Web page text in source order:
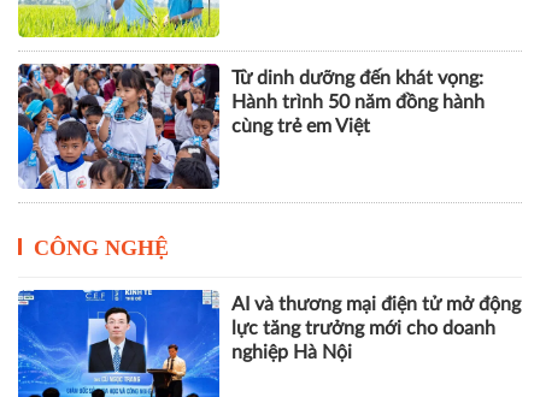
Đất khỏe, cây khỏe, người nông
dân thêm niềm tin